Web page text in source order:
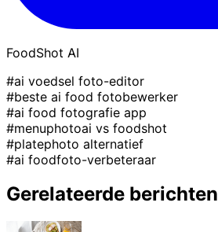
FoodShot AI
#ai voedsel foto-editor
#beste ai food fotobewerker
#ai food fotografie app
#menuphotoai vs foodshot
#platephoto alternatief
#ai foodfoto-verbeteraar
Gerelateerde berichten